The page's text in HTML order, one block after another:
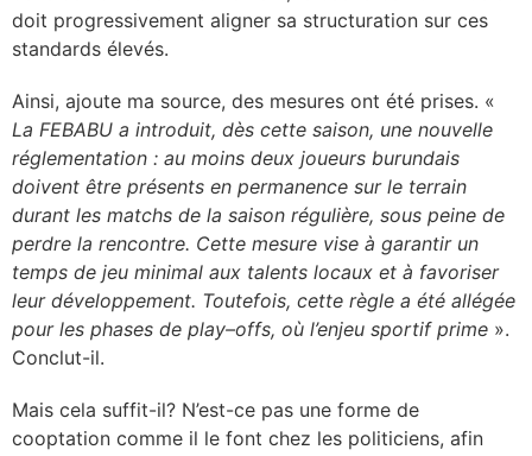
doit progressivement aligner sa structuration sur ces
standards élevés.
Ainsi, ajoute ma source, des mesures ont été prises. «
La FEBABU a introduit, dès cette saison, une nouvelle
réglementation : au moins deux joueurs burundais
doivent être présents en permanence sur le terrain
durant les matchs de la saison régulière, sous peine de
perdre la rencontre. Cette mesure vise à garantir un
temps de jeu minimal aux talents locaux et à favoriser
leur développement. Toutefois, cette règle a été allégée
pour les phases de play–offs, où l’enjeu sportif prime ».
Conclut-il.
Mais cela suffit-il? N’est-ce pas une forme de
cooptation comme il le font chez les politiciens, afin